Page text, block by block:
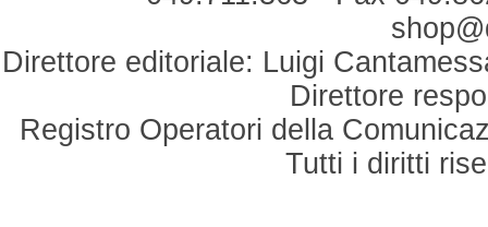
Direttore editoriale: Luigi
Direttore
Registro Operatori della
Tutti i diritti